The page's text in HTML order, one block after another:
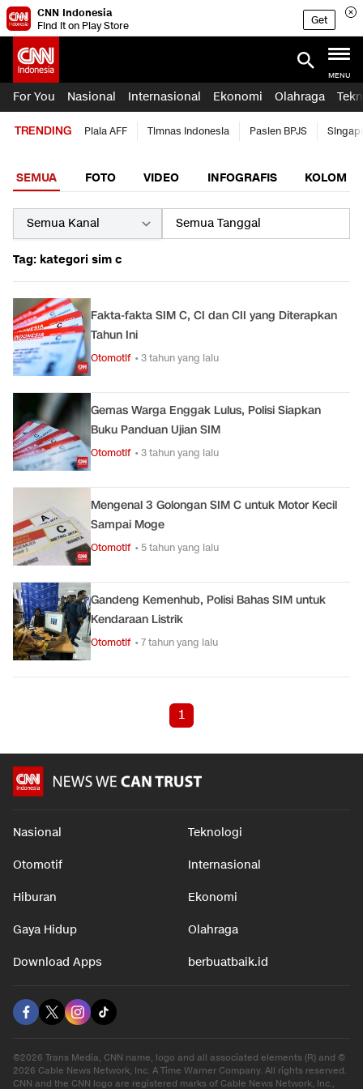
CNN Indonesia
Find it on Play Store
Get
MENU
For You Nasional Internasional Ekonomi Olahraga
TRENDING Piala AFF Timnas Indonesia Pasien BPJS
SEMUA FOTO VIDEO INFOGRAFIS KOLOM
Tag: kategori sim c
Fakta-fakta SIM C, CI dan CII yang Diterapkan
Tahun Ini
Otomotif • 3 tahun yang lalu
Gemas Warga Enggak Lulus, Polisi Siapkan
Buku Panduan Ujian SIM
Otomotif • 3 tahun yang lalu
Mengenal 3 Golongan SIM C untuk Motor Kecil
Sampai Moge
Otomotif • 5 tahun yang lalu
Gandeng Kemenhub, Polisi Bahas SIM untuk
Kendaraan Listrik
Otomotif • 7 tahun yang lalu
1
Nasional Teknologi
Otomotif Internasional
Hiburan Ekonomi
Gaya Hidup Olahraga
Download Apps berbuatbaik.id
©2026 Trans Media, CNN name, logo and all associated elements (R) and ©
2026 Cable News Network, Inc. A Time Warner Company. All rights reserved.
CNN and the CNN logo are registered marks of Cable News Network, Inc.,